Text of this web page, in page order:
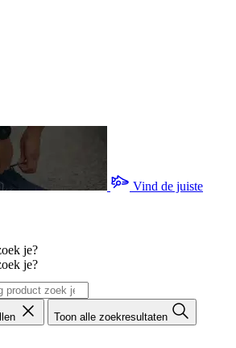
Vind de juiste
je?
je?
Toon alle zoekresultaten